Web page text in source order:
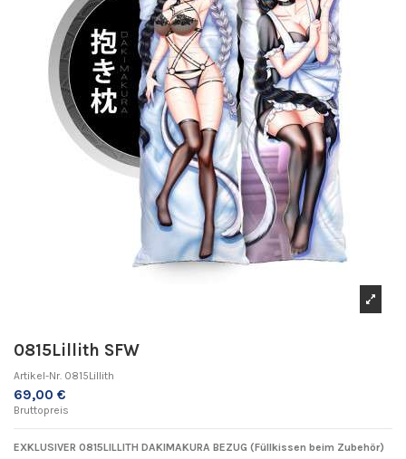
0815Lillith SFW
Artikel-Nr. 0815Lillith
69,00 €
Bruttopreis
EXKLUSIVER 0815LILLITH DAKIMAKURA BEZUG (Füllkissen beim Zubehör)